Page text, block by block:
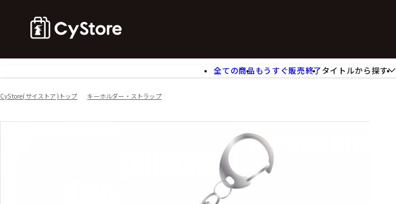
全ての商品もうすぐ販売終了タイトルから探す
アクリルスタンド
生活雑貨
アパレル衣類
CyStore(サイストア)トップ キーホルダー・ストラップ